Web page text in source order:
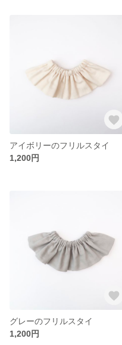
アイボリーのフリルスタイ
1,200円
グレーのフリルスタイ
1,200円